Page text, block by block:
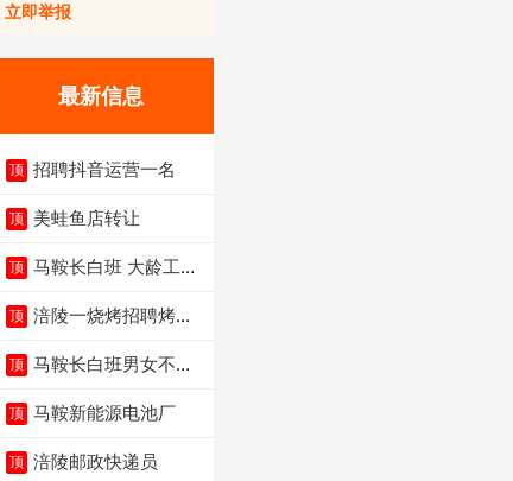
立即举报
最新信息
顶 招聘抖音运营一名
顶 美蛙鱼店转让
顶 马鞍长白班 大龄工大
顶 涪陵一烧烤招聘烤工
顶 马鞍长白班男女不限
顶 马鞍新能源电池厂
顶 涪陵邮政快递员